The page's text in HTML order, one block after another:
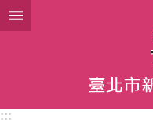
跳到主要內容區塊
:::